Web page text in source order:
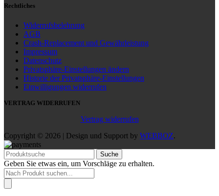
Rechtliches
Widerrufsbelehrung
AGB
Crash-Replacement und Gewährleistung
Impressum
Datenschutz
Privatsphäre-Einstellungen ändern
Historie der Privatsphäre-Einstellungen
Einwilligungen widerrufen
VERTRAG WIDERRUFEN
Vertrag widerrufen
Copyright © 2026 | Design und Support by WEBBOZ.
Suche
Geben Sie etwas ein, um Vorschläge zu erhalten.
Products
search